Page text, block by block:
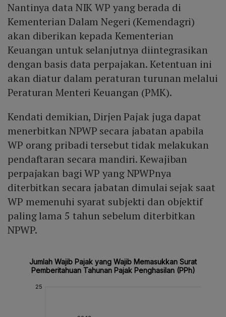
Nantinya data NIK WP yang berada di
Kementerian Dalam Negeri (Kemendagri)
akan diberikan kepada Kementerian
Keuangan untuk selanjutnya diintegrasikan
dengan basis data perpajakan. Ketentuan ini
akan diatur dalam peraturan turunan melalui
Peraturan Menteri Keuangan (PMK).
Kendati demikian, Dirjen Pajak juga dapat
menerbitkan NPWP secara jabatan apabila
WP orang pribadi tersebut tidak melakukan
pendaftaran secara mandiri. Kewajiban
perpajakan bagi WP yang NPWPnya
diterbitkan secara jabatan dimulai sejak saat
WP memenuhi syarat subjekti dan objektif
paling lama 5 tahun sebelum diterbitkan
NPWP.